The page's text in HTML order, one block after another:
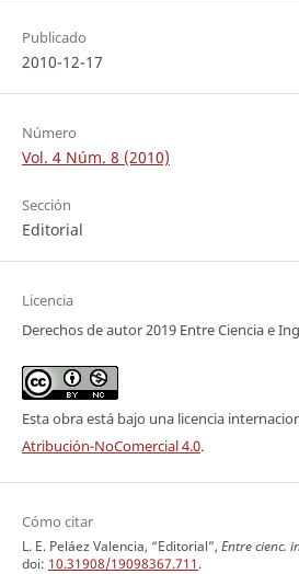
Publicado
2010-12-17
Número
Vol. 4 Núm. 8 (2010)
Sección
Editorial
Licencia
Derechos de autor 2019 Entre Ciencia e
Esta obra está bajo una licencia
Atribución-NoComercial 4.0.
Cómo citar
L. E. Peláez Valencia, “Editorial”, Entre cienc.
doi: 10.31908/19098367.711.